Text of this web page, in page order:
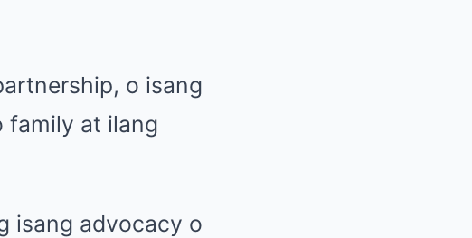
o isang
family at ilang
isang advocacy o